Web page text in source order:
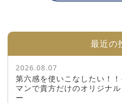
最近の
2026.08.07
第六感を使いこなしたい！
マンで貴方だけのオリジナ
ー